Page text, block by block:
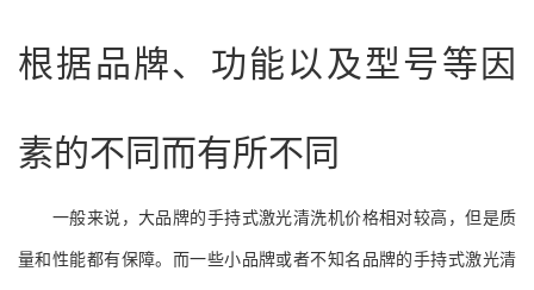
根据品牌、功能以及型号等因
素的不同而有所不同
一般来说，大品牌的手持式激光清洗机价格相对较高，但是质
量和性能都有保障。而一些小品牌或者不知名品牌的手持式激光清